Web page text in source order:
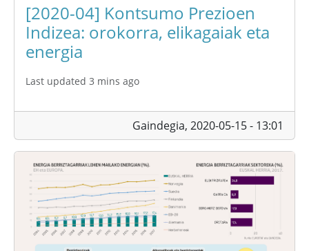
[2020-04] Kontsumo Prezioen
Indizea: orokorra, elikagaiak eta
energia
Last updated 3 mins ago
Gaindegia, 2020-05-15 - 13:01